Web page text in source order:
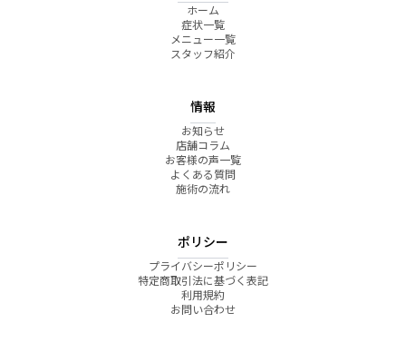
ホーム
症状一覧
メニュー一覧
スタッフ紹介
情報
お知らせ
店舗コラム
お客様の声一覧
よくある質問
施術の流れ
ポリシー
プライバシーポリシー
特定商取引法に基づく表記
利用規約
お問い合わせ